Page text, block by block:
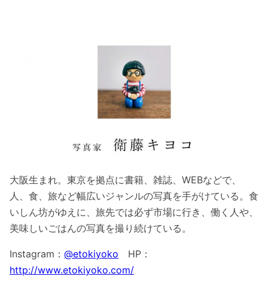
大阪生まれ。東京を拠点に書籍、雑誌、WEBなどで、
人、食、旅など幅広いジャンルの写真を手がけている。食
いしん坊がゆえに、旅先では必ず市場に行き、働く人や、
美味しいごはんの写真を撮り続けている。
Instagram： @etokiyoko HP：
http://www.etokiyoko.com/